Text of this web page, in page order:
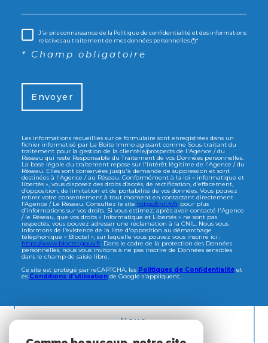
J'ai pris connaissance de la Politique de confidentialité et des informations
relatives au traitement de mes données personnelles (*)*
* Champ obligatoire
Envoyer
Les informations recueillies sur ce formulaire sont enregistrées dans un
fichier informatisé par La Boite Immo agissant comme Sous-traitant du
traitement pour la gestion de la clientèle/prospects de l'Agence / du
Réseau qui reste Responsable du Traitement de vos Données personnelles.
La base légale du traitement repose sur l'intérêt légitime de l'Agence / du
Réseau. Elles sont conservées jusqu'à demande de suppression et sont
destinées à l'Agence / au Réseau. Conformément à la loi « informatique et
libertés », vous disposez des droits d’accès, de rectification, d’effacement,
d’opposition, de limitation et de portabilité de vos données. Vous pouvez
retirer votre consentement à tout moment en contactant directement
l’Agence / Le Réseau. Consultez le site https://cnil.fr/fr pour plus
d’informations sur vos droits. Si vous estimez, après avoir contacté l'Agence
/ le Réseau, que vos droits « Informatique et Libertés » ne sont pas
respectés, vous pouvez adresser une réclamation à la CNIL. Nous vous
informons de l’existence de la liste d'opposition au démarchage
téléphonique « Bloctel », sur laquelle vous pouvez vous inscrire ici :
https://www.bloctel.gouv.fr. Dans le cadre de la protection des Données
personnelles, nous vous invitons à ne pas inscrire de Données sensibles
dans le champ de saisie libre.
Ce site est protégé par reCAPTCHA, les Politiques de Confidentialité et
es Conditions d'utilisation de Google s'appliquent.
Nous